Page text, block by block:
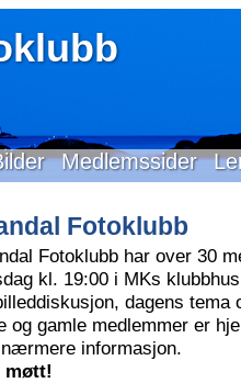
Medlemssider
Fotoklubb
Fotoklubb har over 30
kl. 19:00 i MKs
dagens
og gamle medlemmer er
informasjon.
møtt!